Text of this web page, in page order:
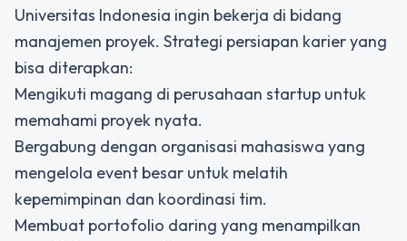
Universitas Indonesia ingin bekerja di bidang
manajemen proyek. Strategi persiapan karier yang
bisa diterapkan:
Mengikuti magang di perusahaan startup untuk
memahami proyek nyata.
Bergabung dengan organisasi mahasiswa yang
mengelola event besar untuk melatih
kepemimpinan dan koordinasi tim.
Membuat portofolio daring yang menampilkan